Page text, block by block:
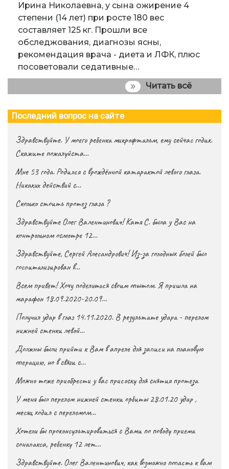
Ирина Николаевна, у сына ожирение 4
степени (14 лет) при росте 180 вес
составляет 125 кг. Прошли все
обследжования, диагнозы ясны,
рекомендация врача - диета и ЛФК, плюс
посоветовали седативные…
Читать всё
Последний вопрос на сайте
Здравствуйте. У моего ребенка микрофтальм, ему сейчас годик.
Скажите пожалуйста…
Мне 53 года. Родился с врождённой катарактой левого глаза.
Никаких действий с…
Сколько стоить протез глаза ?
Здравствуйте Олег Валентинович! Катя С. была у Вас на
контрольном осмотре 12…
Здравствуйте, Сергей Алесандрович! Из-за голодных болей был
госпитализирован в…
Всем привет! Хочу поделиться своим опытом. Я пришла на
марафон 18.09.2020-20.09…
Получил удар в глаз 14.11.2020. В результате удара - перелом
нижней стенки левой…
Должны были прийти к Вам в апреле для записи на плановую
операцию, но в связи с…
Можно тоже приобрести у вас присоску для снятия протеза
У меня был перелом нижней стенки орбиты 28.01.20 удар ,
месяц ходил с переломом…
Хотели бы проконсультироваться с Вами по поводу приема
сонапакса, ребенку 12 лет…
Здравствуйте. Олег Валентинович, как возможно попасть к вам